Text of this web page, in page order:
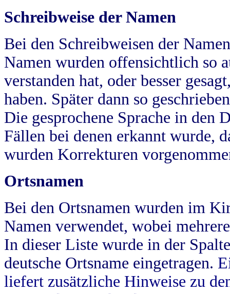
Schreibweise der Namen
Bei den Schreibweisen der
Namen wurden offensichtlich so
verstanden hat, oder besser
haben. Später dann so
Die gesprochene Sprache in
Fällen bei denen erkannt wurde,
wurden Korrekturen
Ortsnamen
Bei den Ortsnamen wurden im
Namen verwendet, wobei
In dieser Liste wurde in der
deutsche Ortsname eingetragen.
liefert zusätzliche Hinweise zu